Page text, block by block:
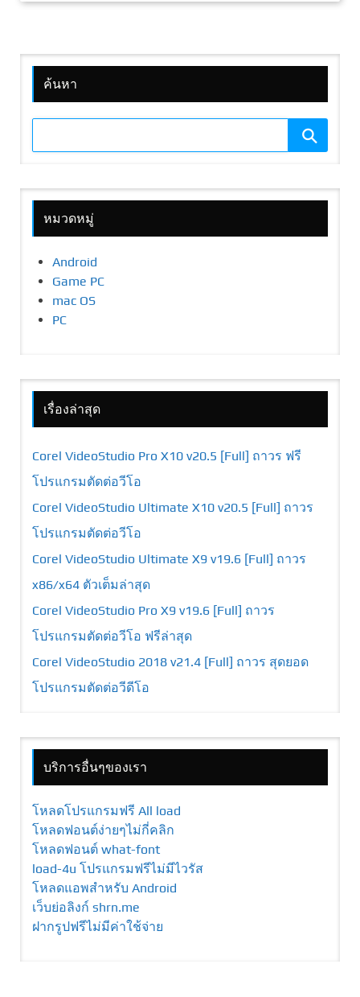
ค้นหา
หมวดหมู่
Android
Game PC
mac OS
PC
เรื่องล่าสุด
Corel VideoStudio Pro X10 v20.5 [Full] ถาวร ฟรี
โปรแกรมตัดต่อวีโอ
Corel VideoStudio Ultimate X10 v20.5 [Full] ถาวร
โปรแกรมตัดต่อวีโอ
Corel VideoStudio Ultimate X9 v19.6 [Full] ถาวร
x86/x64 ตัวเต็มล่าสุด
Corel VideoStudio Pro X9 v19.6 [Full] ถาวร
โปรแกรมตัดต่อวีโอ ฟรีล่าสุด
Corel VideoStudio 2018 v21.4 [Full] ถาวร สุดยอด
โปรแกรมตัดต่อวีดีโอ
บริการอื่นๆของเรา
โหลดโปรแกรมฟรี All load
โหลดฟอนต์ง่ายๆไม่กี่คลิก
โหลดฟอนต์ what-font
load-4u โปรแกรมฟรีไม่มีไวรัส
โหลดแอพสำหรับ Android
เว็บย่อลิงก์ shrn.me
ฝากรูปฟรีไม่มีค่าใช้จ่าย